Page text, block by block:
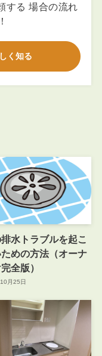
する 場合の流れ
く知る
水トラブルを起こ
めの方法（オーナ
全版）
月25日